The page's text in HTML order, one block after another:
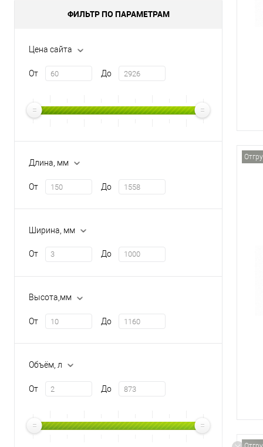
ФИЛЬТР ПО ПАРАМЕТРАМ
Цена сайта
От До
Длина, мм
От До
Ширина, мм
От До
Высота,мм
От До
Объём, л
От До